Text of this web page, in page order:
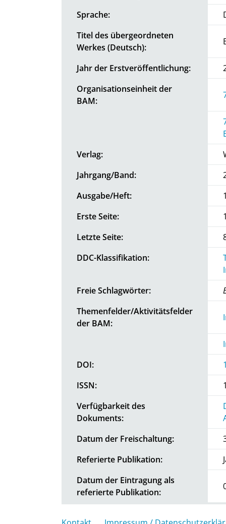
Sprache:
Titel des übergeordneten
Werkes (Deutsch):
Jahr der Erstveröffentlichung:
Organisationseinheit der
BAM:
Verlag:
Jahrgang/Band:
Ausgabe/Heft:
Erste Seite:
Letzte Seite:
DDC-Klassifikation:
Freie Schlagwörter:
Themenfelder/Aktivitätsfelder
der BAM:
DOI:
ISSN:
Verfügbarkeit des
Dokuments:
Datum der Freischaltung:
Referierte Publikation:
Datum der Eintragung als
referierte Publikation: